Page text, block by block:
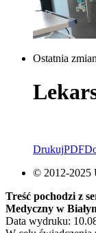
Ostatnia
DrukujPDF
© 2012-2025
Treść pochodzi z
Medyczny w
Data wydruku: